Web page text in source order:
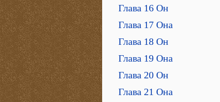
Глава 16 Он
Глава 17 Она
Глава 18 Он
Глава 19 Она
Глава 20 Он
Глава 21 Она